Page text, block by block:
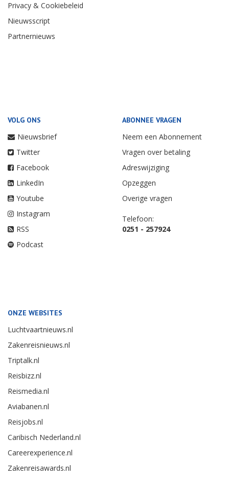
Privacy & Cookiebeleid
Nieuwsscript
Partnernieuws
VOLG ONS
Nieuwsbrief
Twitter
Facebook
LinkedIn
Youtube
Instagram
RSS
Podcast
ABONNEE VRAGEN
Neem een Abonnement
Vragen over betaling
Adreswijziging
Opzeggen
Overige vragen
Telefoon:
0251 - 257924
ONZE WEBSITES
Luchtvaartnieuws.nl
Zakenreisnieuws.nl
Triptalk.nl
Reisbizz.nl
Reismedia.nl
Aviabanen.nl
Reisjobs.nl
Caribisch Nederland.nl
Careerexperience.nl
Zakenreisawards.nl